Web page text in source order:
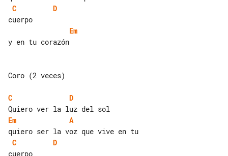
C
D
Em
y en tu corazón
Coro (2 veces)
C
D
Em
A
C
D